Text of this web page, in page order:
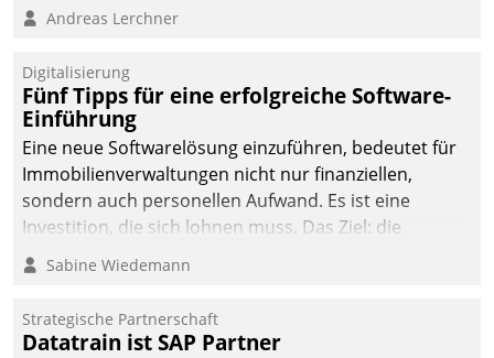
entwickeln.
Andreas Lerchner
Digitalisierung
Fünf Tipps für eine erfolgreiche Software-
Einführung
Eine neue Softwarelösung einzuführen, bedeutet für
Immobilienverwaltungen nicht nur finanziellen,
sondern auch personellen Aufwand. Es ist eine
Investition, die sich lohnen muss. Das Ziel: die
nachhaltige Optimierung der Geschäftsabläufe. Damit
dieses Ziel erreicht wird, sollten einige Grundregeln
Sabine Wiedemann
Strategische Partnerschaft
Datatrain ist SAP Partner